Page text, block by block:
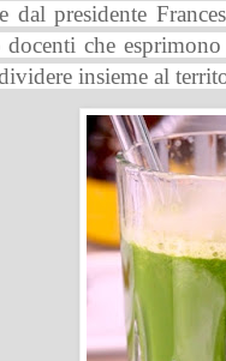
dal presidente
che
insieme al